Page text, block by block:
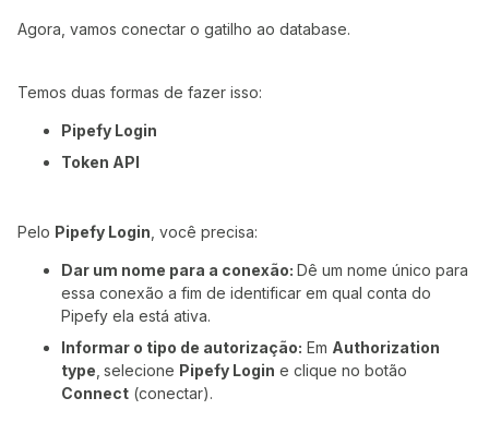
Agora, vamos conectar o gatilho ao database.
Temos duas formas de fazer isso:
Pipefy Login
Token API
Pelo Pipefy Login , você precisa:
Dar um nome para a conexão: Dê um nome único para
essa conexão a fim de identificar em qual conta do
Pipefy ela está ativa.
Informar o tipo de autorização: Em Authorization
type selecione Pipefy Login e clique no botão
Connect (conectar).